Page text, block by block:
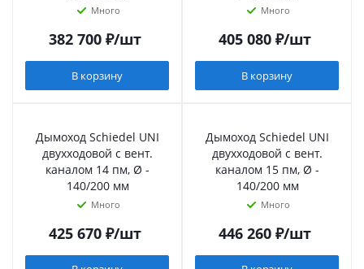
Много
382 700₽/шт
В корзину
Много
405 080₽/шт
В корзину
Дымоход Schiedel UNI
двухходовой с вент.
каналом 14 пм, Ø -
140/200 мм
Много
425 670₽/шт
Дымоход Schiedel UNI
двухходовой с вент.
каналом 15 пм, Ø -
140/200 мм
Много
446 260₽/шт